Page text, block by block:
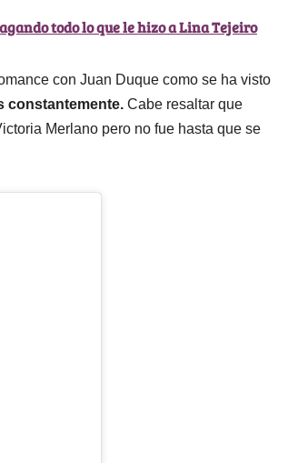
todo lo que le hizo a Lina Tejeiro
con Juan Duque como se ha visto
constantemente. Cabe resaltar que
Merlano pero no fue hasta que se